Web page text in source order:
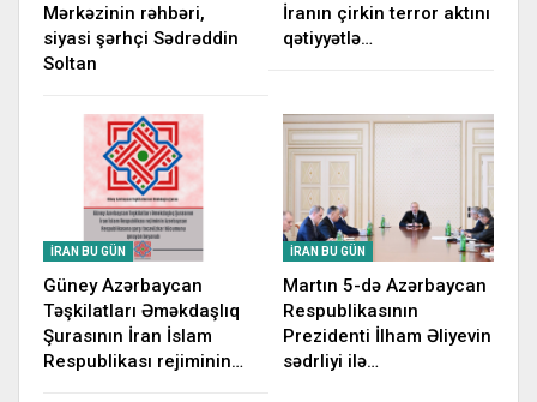
Mərkəzinin rəhbəri,
siyasi şərhçi Sədrəddin
Soltan
İranın çirkin terror aktını
qətiyyətlə…
İRAN BU GÜN
Güney Azərbaycan
Təşkilatları Əməkdaşlıq
Şurasının İran İslam
Respublikası rejiminin…
İRAN BU GÜN
Martın 5-də Azərbaycan
Respublikasının
Prezidenti İlham Əliyevin
sədrliyi ilə…